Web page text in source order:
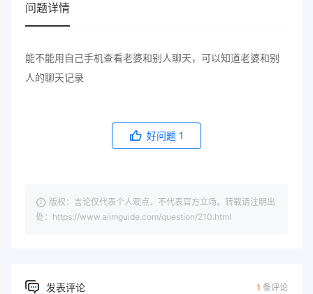
问题详情
能不能用自己手机查看老婆和别人聊天，可以知道老婆和别
人的聊天记录
好问题 1
版权：言论仅代表个人观点，不代表官方立场。转载请注明出
处：https://www.aiimguide.com/question/210.html
发表评论 1 条评论